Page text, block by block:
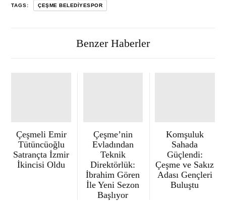
TAGS: ÇEŞME BELEDIYESPOR
Benzer Haberler
Çeşmeli Emir
Tütüncüoğlu
Satrançta İzmir
İkincisi Oldu
Çeşme’nin
Evladından
Teknik
Direktörlük:
İbrahim Gören
İle Yeni Sezon
Başlıyor
Komşuluk
Sahada
Güçlendi:
Çeşme ve Sakız
Adası Gençleri
Buluştu